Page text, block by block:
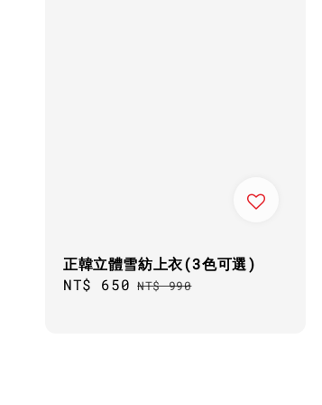
正韓立體雪紡上衣(3色可選)
Sale
NT$ 650 Regular
NT$ 990